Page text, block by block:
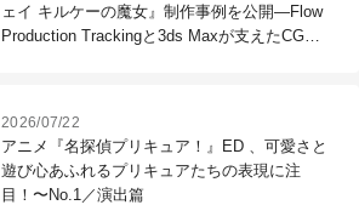
ェイ キルケーの魔女』制作事例を公開―Flow
Production Trackingと3ds Maxが支えたCG制
2026/07/22
アニメ『名探偵プリキュア！』ED 、可愛さと
遊び心あふれるプリキュアたちの表現に注
目！〜No.1／演出篇